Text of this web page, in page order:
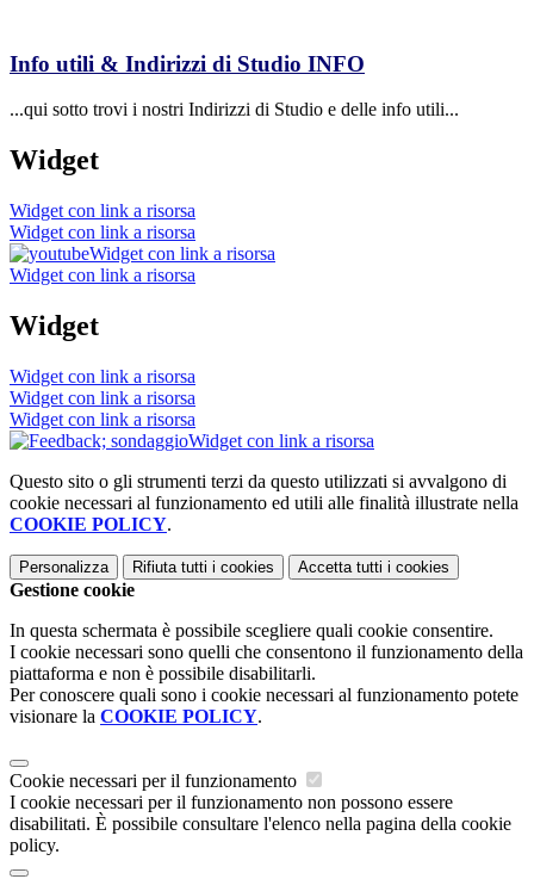
Info utili & Indirizzi di Studio INFO
...qui sotto trovi i nostri Indirizzi di Studio e delle info utili...
Widget
Widget con link a risorsa
Widget con link a risorsa
Widget con link a risorsa
Widget con link a risorsa
Widget
Widget con link a risorsa
Widget con link a risorsa
Widget con link a risorsa
Widget con link a risorsa
Questo sito o gli strumenti terzi da questo utilizzati si avvalgono di
cookie necessari al funzionamento ed utili alle finalità illustrate nella
COOKIE POLICY.
Personalizza Rifiuta tutti i cookies Accetta tutti i cookies
Gestione cookie
In questa schermata è possibile scegliere quali cookie consentire.
I cookie necessari sono quelli che consentono il funzionamento della
piattaforma e non è possibile disabilitarli.
Per conoscere quali sono i cookie necessari al funzionamento potete
visionare la COOKIE POLICY.
Cookie necessari per il funzionamento
I cookie necessari per il funzionamento non possono essere
disabilitati. È possibile consultare l'elenco nella pagina della cookie
policy.